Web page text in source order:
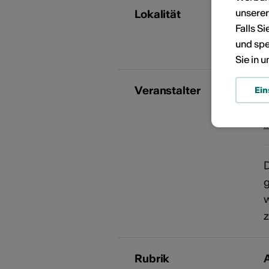
Lokalität
Veranstalter
Rubrik
Falls
und
Sie in